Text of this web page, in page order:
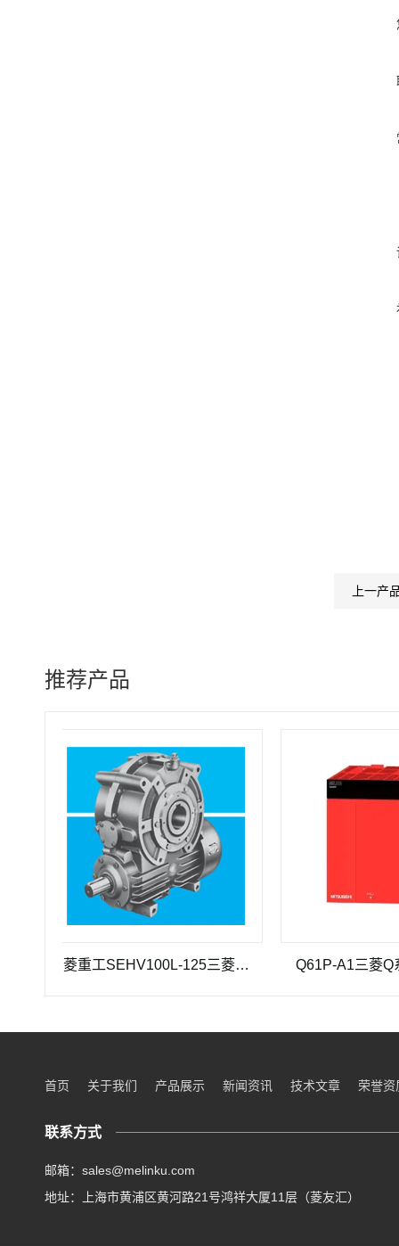
上一产
推荐产品
三菱重工SEHV100L-125三菱重工蜗轮蜗杆减速机SEHV100L-125 Q61P-A1三菱Q系列电
首页 关于我们 产品展示 新闻资讯 技术文章 荣誉资
联系方式
邮箱：sales@melinku.com
地址：上海市黄浦区黄河路21号鸿祥大厦11层（菱友汇）